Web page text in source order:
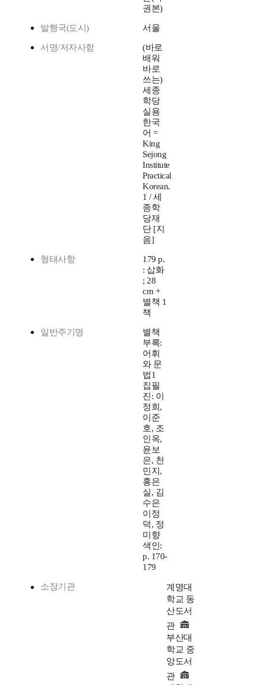
권본)
발행국(도시) 서울
서명/저자사항
(바로
배워
바로
쓰는)
세종
학당
실용
한국
어 =
King
Sejong
Institute
Practical
Korean.
1 / 세
종학
당재
단 [지
음]
형태사항
179 p.
: 삽화
; 28
cm +
별책 1
책
일반주기명
별책
부록:
어휘
와 문
법1
집필
진: 이
정희,
이준
호, 조
인옥,
윤보
은, 천
민지,
홍은
실, 김
수은
이정
덕, 정
미향
색인:
p. 170-
179
소장기관
계명대
학교 동
산도서
관
부산대
학교 중
앙도서
관